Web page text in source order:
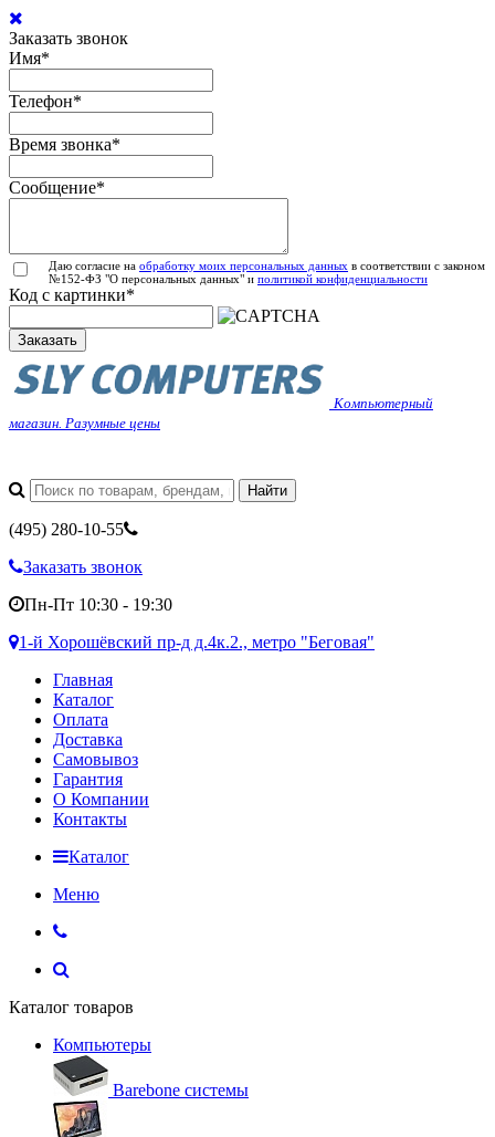
Заказать звонок
Имя*
Телефон*
Время звонка*
Сообщение*
Даю согласие на обработку моих персональных данных в соответствии с законом
№152-ФЗ "О персональных данных" и политикой конфиденциальности
Код с картинки*
Заказать
Компьютерный
магазин. Разумные цены
(495) 280-10-55
Заказать звонок
Пн-Пт 10:30 - 19:30
1-й Хорошёвский пр-д д.4к.2., метро "Беговая"
Главная
Каталог
Оплата
Доставка
Самовывоз
Гарантия
О Компании
Контакты
Каталог
Меню
Каталог товаров
Компьютеры
Barebone системы